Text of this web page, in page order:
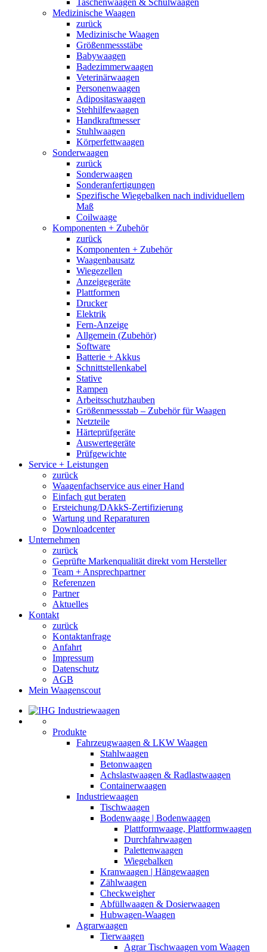
Taschenwaagen & Schulwaagen
Medizinische Waagen
zurück
Medizinische Waagen
Größenmessstäbe
Babywaagen
Badezimmerwaagen
Veterinärwaagen
Personenwaagen
Adipositaswaagen
Stehhilfewaagen
Handkraftmesser
Stuhlwaagen
Körperfettwaagen
Sonderwaagen
zurück
Sonderwaagen
Sonderanfertigungen
Spezifische Wiegebalken nach individuellem
Maß
Coilwaage
Komponenten + Zubehör
zurück
Komponenten + Zubehör
Waagenbausatz
Wiegezellen
Anzeigegeräte
Plattformen
Drucker
Elektrik
Fern-Anzeige
Allgemein (Zubehör)
Software
Batterie + Akkus
Schnittstellenkabel
Stative
Rampen
Arbeitsschutzhauben
Größenmessstab – Zubehör für Waagen
Netzteile
Härteprüfgeräte
Auswertegeräte
Prüfgewichte
Service + Leistungen
zurück
Waagenfachservice aus einer Hand
Einfach gut beraten
Ersteichung/DAkkS-Zertifizierung
Wartung und Reparaturen
Downloadcenter
Unternehmen
zurück
Geprüfte Markenqualität direkt vom Hersteller
Team + Ansprechpartner
Referenzen
Partner
Aktuelles
Kontakt
zurück
Kontaktanfrage
Anfahrt
Impressum
Datenschutz
AGB
Mein Waagenscout
Produkte
Fahrzeugwaagen & LKW Waagen
Stahlwaagen
Betonwaagen
Achslastwaagen & Radlastwaagen
Containerwaagen
Industriewaagen
Tischwaagen
Bodenwaage | Bodenwaagen
Plattformwaage, Plattformwaagen
Durchfahrwaagen
Palettenwaagen
Wiegebalken
Kranwaagen | Hängewaagen
Zählwaagen
Checkweigher
Abfüllwaagen & Dosierwaagen
Hubwagen-Waagen
Agrarwaagen
Tierwaagen
Agrar Tischwaagen vom Waagen